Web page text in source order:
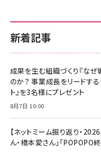
新着記事
成果を生む組織づくり『な
のか？ 事業成長をリードす
ト』を3名様にプレゼント
8月7日 10:00
【ネットミーム振り返り・
ん・橋本愛さん」「POPOPO